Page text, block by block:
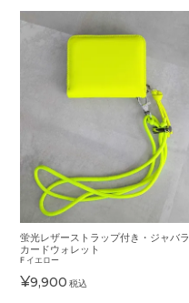
蛍光レザーストラップ付き・ジャバラ
カードウォレット
F イエロー
¥9,900 税込